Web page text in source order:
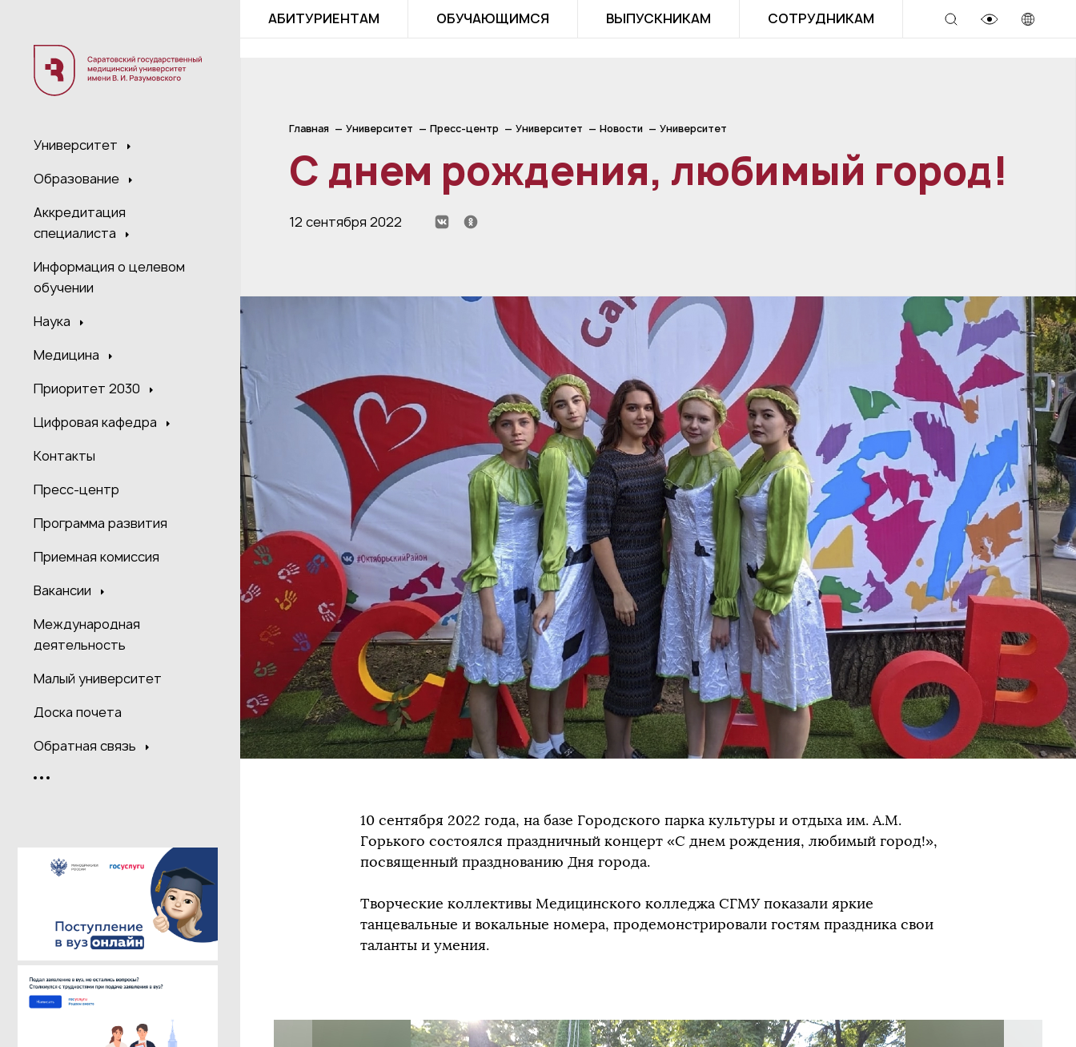
Университет
Образование
Аккредитация
специалиста
Информация о целевом
обучении
Наука
Медицина
Приоритет 2030
Цифровая кафедра
Контакты
Пресс-центр
Программа развития
Приемная комиссия
Вакансии
Международная
деятельность
Малый университет
Доска почета
Обратная связь
АБИТУРИЕНТАМ ОБУЧАЮЩИМСЯ ВЫПУСКНИКАМ СОТРУДНИКАМ
Главная Университет Пресс-центр Университет Новости Университет
С днем рождения, любимый город!
12 сентября 2022
10 сентября 2022 года, на базе Городского парка культуры и отдыха им. А.М.
Горького состоялся праздничный концерт «С днем рождения, любимый город!»,
посвященный празднованию Дня города.
Творческие коллективы Медицинского колледжа СГМУ показали яркие
танцевальные и вокальные номера, продемонстрировали гостям праздника свои
таланты и умения.